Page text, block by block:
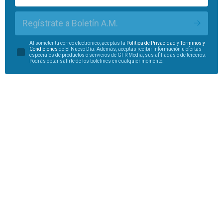
Regístrate a Boletín A.M.
Al someter tu correo electrónico, aceptas la Política de Privacidad yTérminos y
Condiciones de El Nuevo Día. Además, aceptas recibir información u ofertas
especiales de productos o servicios de GFR Media, sus afiliadas o de terceros.
Podrás optar salirte de los boletines en cualquier momento.